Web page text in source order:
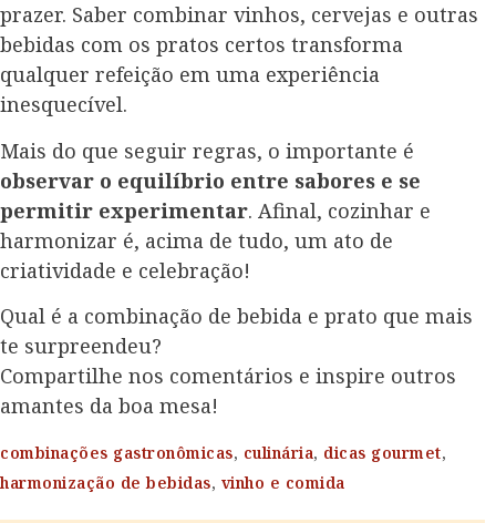
prazer. Saber combinar vinhos, cervejas e outras
bebidas com os pratos certos transforma
qualquer refeição em uma experiência
inesquecível.
Mais do que seguir regras, o importante é
observar o equilíbrio entre sabores e se
permitir experimentar. Afinal, cozinhar e
harmonizar é, acima de tudo, um ato de
criatividade e celebração!
Qual é a combinação de bebida e prato que mais
te surpreendeu?
Compartilhe nos comentários e inspire outros
amantes da boa mesa!
combinações gastronômicas, culinária, dicas gourmet,
harmonização de bebidas, vinho e comida